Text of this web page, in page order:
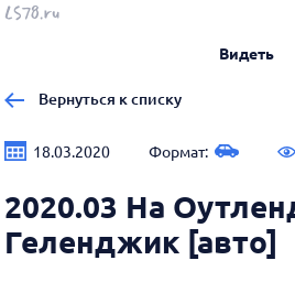
Видеть
Вернуться к списку
18.03.2020 Формат:
2020.03 На
Геленджик [авто]